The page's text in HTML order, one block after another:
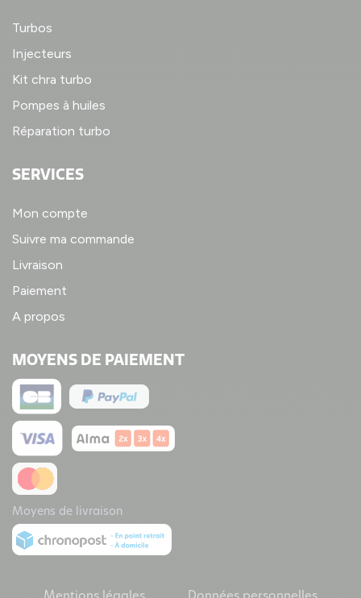
Turbos
Injecteurs
Kit chra turbo
Pompes à huiles
Réparation turbo
SERVICES
Mon compte
Suivre ma commande
Livraison
Paiement
A propos
MOYENS DE PAIEMENT
Moyens de livraison